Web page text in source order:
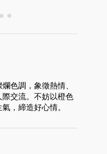
色調，象徵熱情、
交流。不妨以橙色
，締造好心情。